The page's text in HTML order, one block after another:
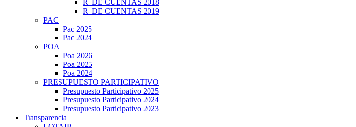
R. DE CUENTAS 2018
R. DE CUENTAS 2019
PAC
Pac 2025
Pac 2024
POA
Poa 2026
Poa 2025
Poa 2024
PRESUPUESTO PARTICIPATIVO
Presupuesto Participativo 2025
Presupuesto Participativo 2024
Presupuesto Participativo 2023
Transparencia